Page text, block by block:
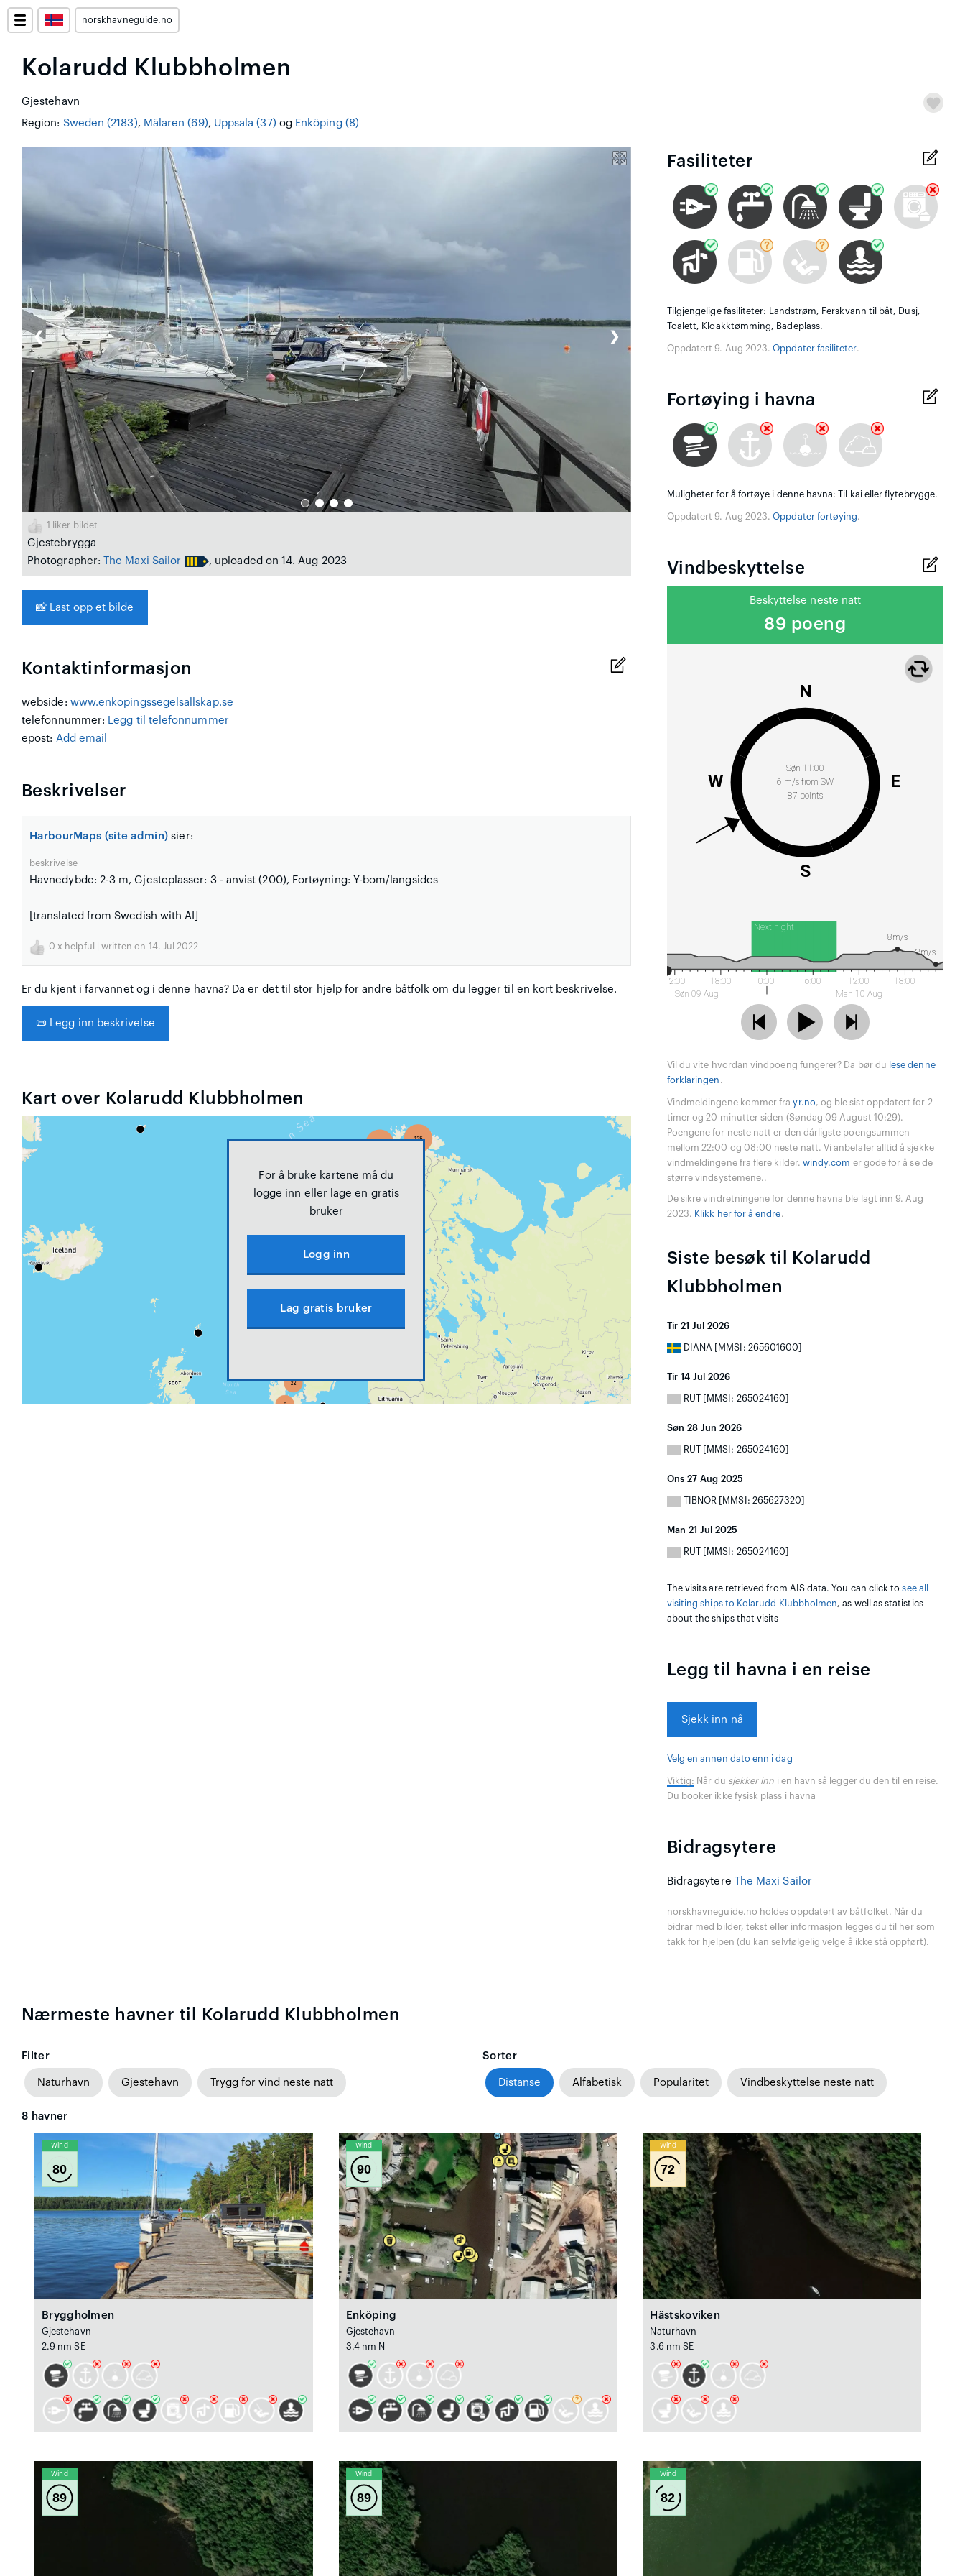
norskhavneguide.no
Kolarudd Klubbholmen
Gjestehavn
Region: Sweden (2183), Mälaren (69), Uppsala (37) og Enköping (8)
❮ ❯
1 liker bildet
Gjestebrygga
Photographer:
The Maxi Sailor , uploaded on 14. Aug 2023
📸 Last opp et bilde
Kontaktinformasjon
webside: www.enkopingssegelsallskap.se
telefonnummer: Legg til telefonnummer
epost: Add email
Beskrivelser
HarbourMaps (site admin) sier:
beskrivelse
Havnedybde: 2-3 m, Gjesteplasser: 3 - anvist (200), Fortøyning: Y-bom/langsides
[translated from Swedish with AI]
0 x helpful | written on 14. Jul 2022
Er du kjent i farvannet og i denne havna? Da er det til stor hjelp for andre båtfolk om du legger til en kort beskrivelse.
📜 Legg inn beskrivelse
Kart over Kolarudd Klubbholmen
For å bruke kartene må du
logge inn eller lage en gratis
bruker
Logg inn
Lag gratis bruker
Fasiliteter
Tilgjengelige fasiliteter: Landstrøm, Ferskvann til båt, Dusj,
Toalett, Kloakktømming, Badeplass.
Oppdatert 9. Aug 2023.Oppdater fasiliteter.
Fortøying i havna
Muligheter for å fortøye i denne havna: Til kai eller flytebrygge.
Oppdatert 9. Aug 2023.Oppdater fortøying.
Vindbeskyttelse
Beskyttelse neste natt
89 poeng
Søn 11:00
6 m/s from SW
87 points
N
E
S
W
Next night
12:00
Søn 09 Aug
18:00 0:00 6:00
12:00
Man 10 Aug
18:00
8m/s
2m/s
Vil du vite hvordan vindpoeng fungerer? Da bør du lese denne
forklaringen .
Vindmeldingene kommer frayr.no, og ble sist oppdatert for 2
timer og 20 minutter siden (Søndag 09 August 10:29).
Poengene for neste natt er den dårligste poengsummen
mellom 22:00 og 08:00 neste natt. Vi anbefaler alltid å sjekke
vindmeldingene fra flere kilder. windy.com er gode for å se de
større vindsystemene..
De sikre vindretningene for denne havna ble lagt inn 9. Aug
2023. Klikk her for å endre.
Siste besøk til Kolarudd
Klubbholmen
Tir 21 Jul 2026
DIANA [MMSI: 265601600]
Tir 14 Jul 2026
RUT [MMSI: 265024160]
Søn 28 Jun 2026
RUT [MMSI: 265024160]
Ons 27 Aug 2025
TIBNOR [MMSI: 265627320]
Man 21 Jul 2025
RUT [MMSI: 265024160]
The visits are retrieved from AIS data. You can click tosee all
visiting ships to Kolarudd Klubbholmen, as well as statistics
about the ships that visits
Legg til havna i en reise
Sjekk inn nå
Velg en annen dato enn i dag
Viktig: Når du sjekker inn i en havn så legger du den til en reise.
Du booker ikke fysisk plass i havna
Bidragsytere
Bidragsytere The Maxi Sailor
norskhavneguide.no holdes oppdatert av båtfolket. Når du
bidrar med bilder, tekst eller informasjon legges du til her som
takk for hjelpen (du kan selvfølgelig velge å ikke stå oppført).
Nærmeste havner til Kolarudd Klubbholmen
Filter
Naturhavn Gjestehavn Trygg for vind neste natt
Sorter
Distanse Alfabetisk Popularitet Vindbeskyttelse neste natt
8 havner
Wind
80
Bryggholmen
Gjestehavn
2.9 nm SE
Wind
90
Enköping
Gjestehavn
3.4 nm N
Wind
72
Hästskoviken
Naturhavn
3.6 nm SE
Wind
89
Wind
89
Wind
82